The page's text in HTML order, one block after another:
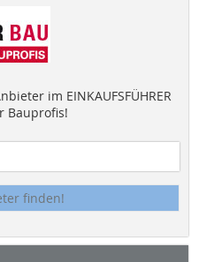
im EINKAUFSFÜHRER
Bauprofis!
finden!